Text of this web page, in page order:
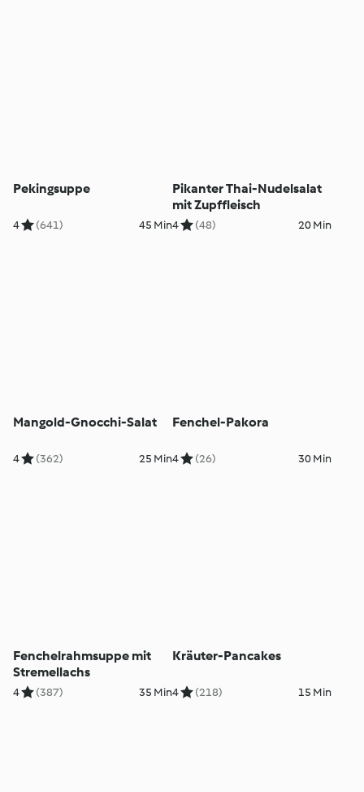
Pekingsuppe
4 (641) 45 Min
Pikanter Thai-Nudelsalat
mit Zupffleisch
4 (48) 20 Min
Mangold-Gnocchi-Salat
4 (362) 25 Min
Fenchel-Pakora
4 (26) 30 Min
Fenchelrahmsuppe mit
Stremellachs
4 (387) 35 Min
Kräuter-Pancakes
4 (218) 15 Min